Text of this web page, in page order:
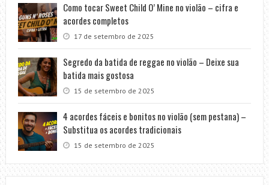
Como tocar Sweet Child O’ Mine no violão – cifra e
acordes completos
17 de setembro de 2025
Segredo da batida de reggae no violão – Deixe sua
batida mais gostosa
15 de setembro de 2025
4 acordes fáceis e bonitos no violão (sem pestana) –
Substitua os acordes tradicionais
15 de setembro de 2025